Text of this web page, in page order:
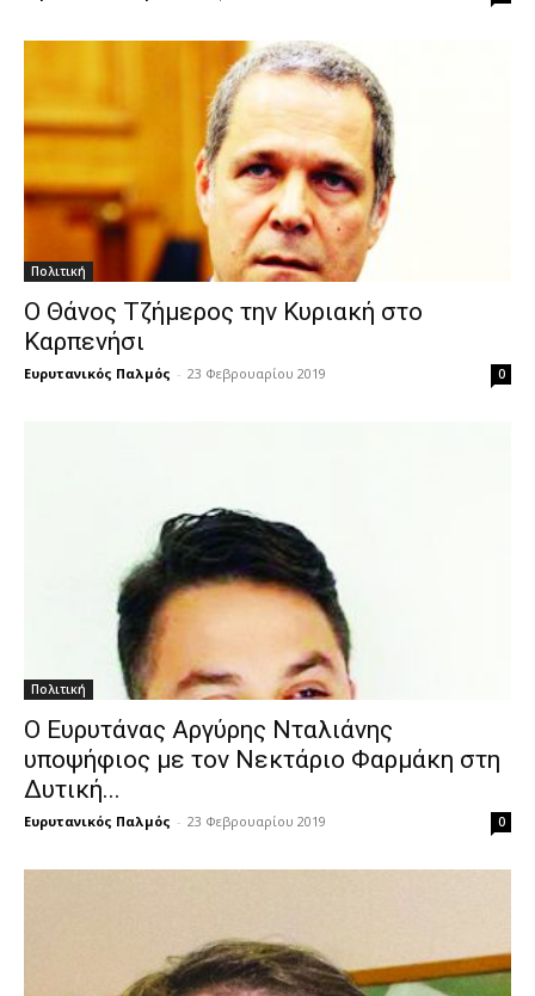
Πολιτική
Ο Θάνος Τζήμερος την Κυριακή στο
Καρπενήσι
Ευρυτανικός Παλμός - 23 Φεβρουαρίου 2019 0
Πολιτική
Ο Ευρυτάνας Αργύρης Νταλιάνης
υποψήφιος με τον Νεκτάριο Φαρμάκη στη
Δυτική...
Ευρυτανικός Παλμός - 23 Φεβρουαρίου 2019 0